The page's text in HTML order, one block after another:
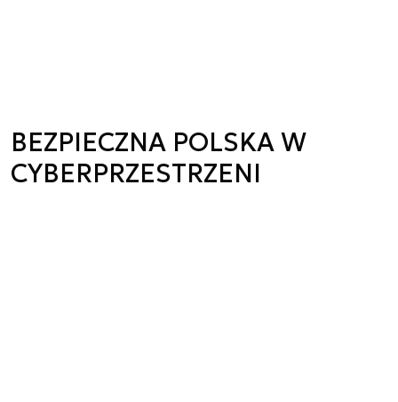
BEZPIECZNA POLSKA W
CYBERPRZESTRZENI